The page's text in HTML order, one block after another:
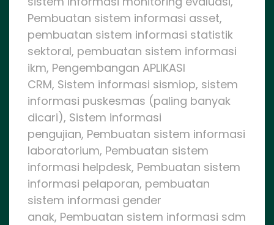
Pembuatan sistem informasi asset,
pembuatan sistem informasi statistik
sektoral, pembuatan sistem informasi
ikm, Pengembangan APLIKASI
CRM, Sistem informasi sismiop, sistem
informasi puskesmas (paling banyak
dicari), Sistem informasi
pengujian, Pembuatan sistem informasi
laboratorium, Pembuatan sistem
informasi helpdesk, Pembuatan sistem
informasi pelaporan, pembuatan
sistem informasi gender
anak, Pembuatan sistem informasi sdm